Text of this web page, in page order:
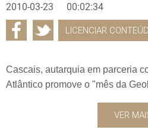
2010-03-23 00:02:34
LICENCIAR
Cascais, autarquia em parceria
Atlântico promove o "mês da
VER